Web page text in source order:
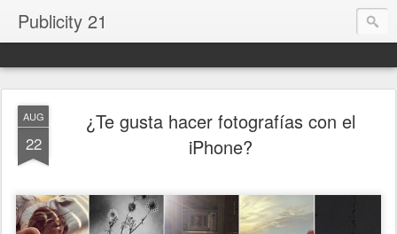
Publicity 21
AUG
22
¿Te gusta hacer fotografías con el
iPhone?